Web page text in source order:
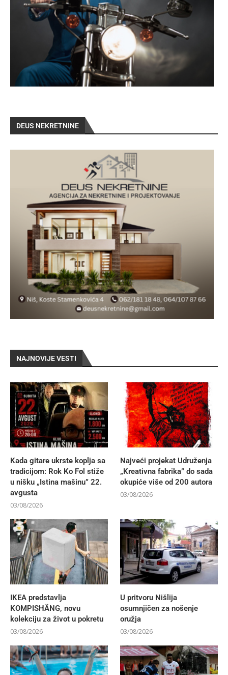
DEUS NEKRETNINE
NAJNOVIJE VESTI
Kada gitare ukrste koplja sa
tradicijom: Rok Ko Fol stiže
u nišku „Istina mašinu” 22.
avgusta
03/08/2026
Najveći projekat Udruženja
„Kreativna fabrika” do sada
okupiće više od 200 autora
03/08/2026
IKEA predstavlja
KOMPISHÄNG, novu
kolekciju za život u pokretu
03/08/2026
U pritvoru Nišlija
osumnjičen za nošenje
oružja
03/08/2026